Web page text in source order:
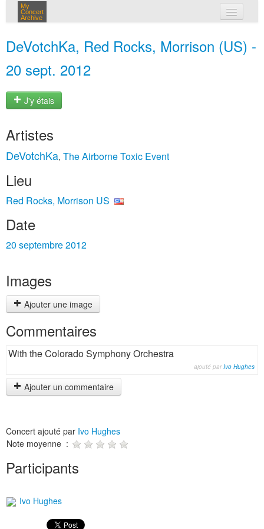
My
Concert
Archive
DeVotchKa, Red Rocks, Morrison (US) -
20 sept. 2012
J'y étais
Artistes
DeVotchKa, The Airborne Toxic Event
Lieu
Red Rocks, Morrison US
Date
20 septembre 2012
Images
Ajouter une image
Commentaires
With the Colorado Symphony Orchestra
ajouté parIvo Hughes
Ajouter un commentaire
Concert ajouté par Ivo Hughes
Note moyenne :
Participants
Ivo Hughes